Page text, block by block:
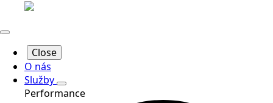
Close
O nás
Služby
Performance